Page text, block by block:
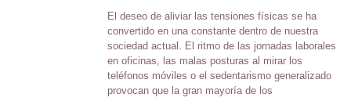
El deseo de aliviar las tensiones físicas se ha
convertido en una constante dentro de nuestra
sociedad actual. El ritmo de las jornadas laborales
en oficinas, las malas posturas al mirar los
teléfonos móviles o el sedentarismo generalizado
provocan que la gran mayoría de los